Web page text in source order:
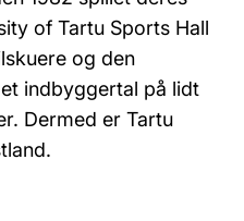
of Tartu Sports Hall
og den
indbyggertal på lidt
Dermed er Tartu